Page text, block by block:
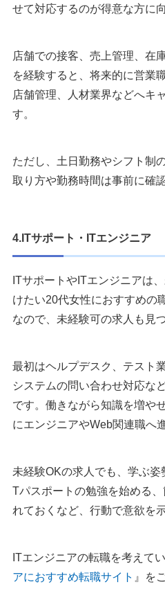
せて対応するのが得意な方に
店舗での接客、売上管理、在
を経験すると、将来的に営業
店舗管理、人材業界などへキ
す。
ただし、土日勤務やシフト制
取り方や勤務時間は事前に確
4.ITサポート・ITエンジニア
ITサポートやITエンジニアは
けたい20代女性におすすめの
なので、未経験可の求人も見
最初はヘルプデスク、テスト
システムの問い合わせ対応な
です。働きながら知識を増や
にエンジニアやWeb関連職へ
未経験OKの求人でも、学ぶ姿
Tパスポートの勉強を始める
れておくなど、行動で意欲を
ITエンジニアの転職を考えて
アにおすすめ転職サイト 』を